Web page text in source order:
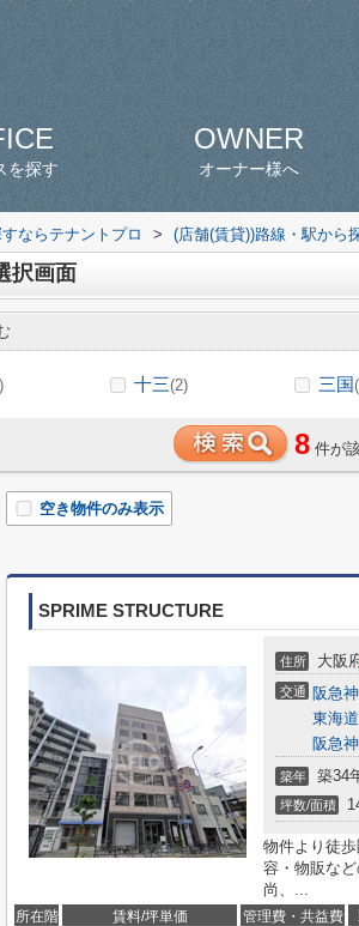
を探す
OWNER
オーナー様へ
ならテナントプロ > (店舗(賃貸))路線・駅から
択画面
十三(2) 三国
8 件が
空き物件のみ表示
SPRIME STRUCTURE
住所 大阪
交通 阪急
東海
阪急
築年 築34
坪数/面積
物件より徒
容・物販な
尚、...
所在階 賃料/坪単価 管理費・共益費